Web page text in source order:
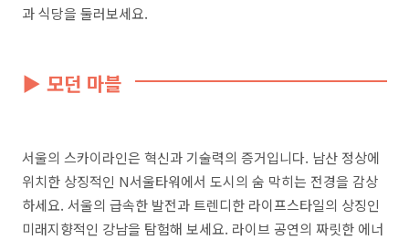
과 식당을 둘러보세요.
▶ 모던 마블
서울의 스카이라인은 혁신과 기술력의 증거입니다. 남산 정상에
위치한 상징적인 N서울타워에서 도시의 숨 막히는 전경을 감상
하세요. 서울의 급속한 발전과 트렌디한 라이프스타일의 상징인
미래지향적인 강남을 탐험해 보세요. 라이브 공연의 짜릿한 에너